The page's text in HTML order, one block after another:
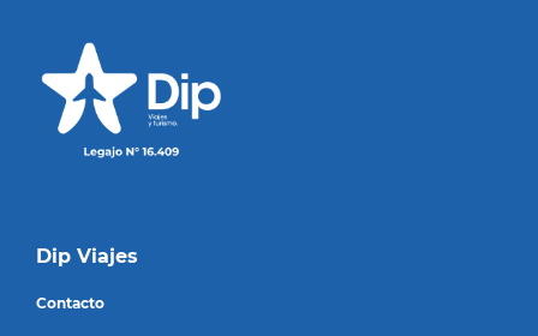
Dip Viajes
Contacto